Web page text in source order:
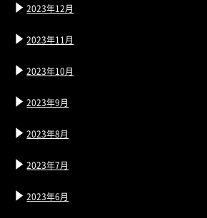
2023年12月
2023年11月
2023年10月
2023年9月
2023年8月
2023年7月
2023年6月